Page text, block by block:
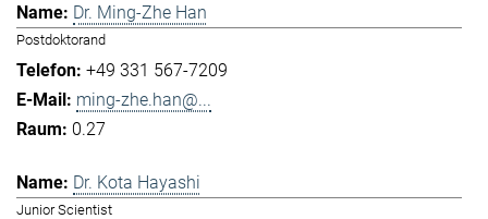
Dr. Ming-Zhe Han
Postdoktorand
+49 331 567-7209
ming-zhe.han@...
0.27
Dr. Kota Hayashi
Junior Scientist